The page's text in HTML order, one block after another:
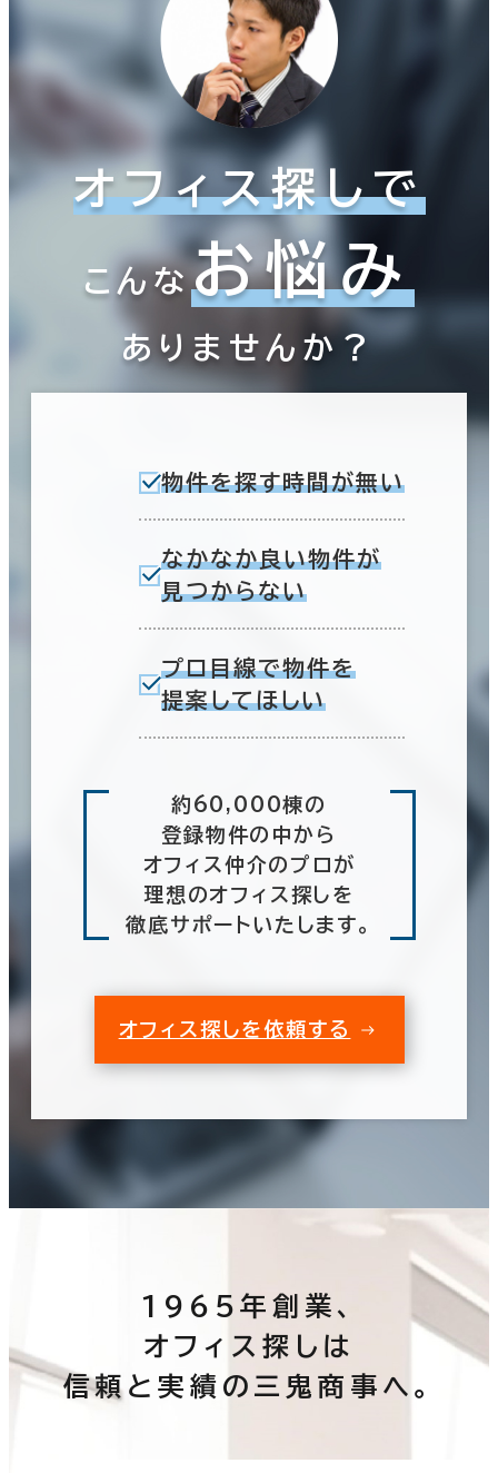
オフィス探しで
こんなお悩み
ありませんか？
物件を探す時間が無い
なかなか良い物件が
見つからない
プロ目線で物件を
提案してほしい
約60,000棟の
登録物件の中から
オフィス仲介のプロが
理想のオフィス探しを
徹底サポートいたします。
オフィス探しを依頼する
1965年創業、
オフィス探しは
信頼と実績の三鬼商事へ。